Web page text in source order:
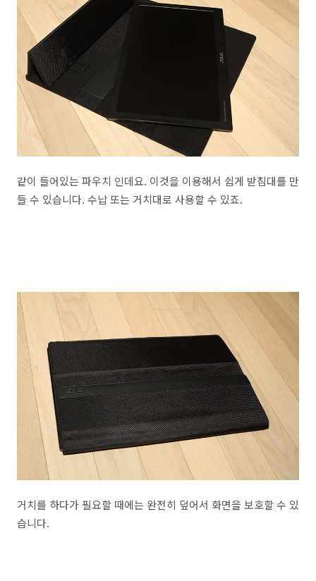
같이 들어있는 파우치 인데요. 이것을 이용해서 쉽게 받침대를 만
들 수 있습니다. 수납 또는 거치대로 사용할 수 있죠.
거치를 하다가 필요할 때에는 완전히 덮어서 화면을 보호할 수 있
습니다.